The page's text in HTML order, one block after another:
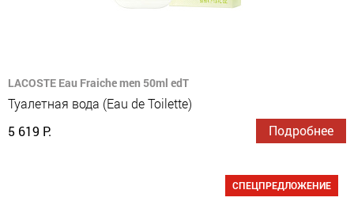
LACOSTE Eau Fraiche men 50ml edT
Туалетная вода (Eau de Toilette)
5 619 Р.
Подробнее
СПЕЦПРЕДЛОЖЕНИЕ